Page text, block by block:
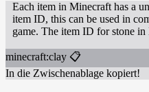
Each item in Minecraft has a
item ID, this can be used in
game. The item ID for stone
minecraft:clay 📋
In die Zwischenablage kopiert!